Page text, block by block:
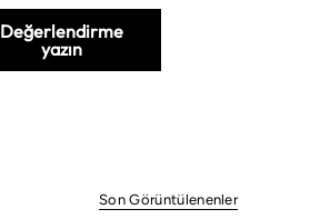
Değerlendirme
yazın
Son Görüntülenenler